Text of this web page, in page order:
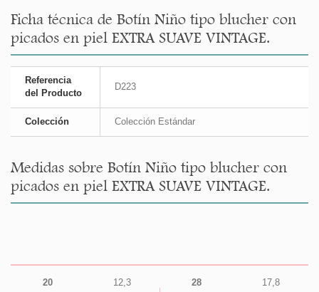
Ficha técnica de Botín Niño tipo blucher con
picados en piel EXTRA SUAVE VINTAGE.
Referencia
del Producto
D223
Colección Colección Estándar
Medidas sobre Botín Niño tipo blucher con
picados en piel EXTRA SUAVE VINTAGE.
20
12,3
28
17,8